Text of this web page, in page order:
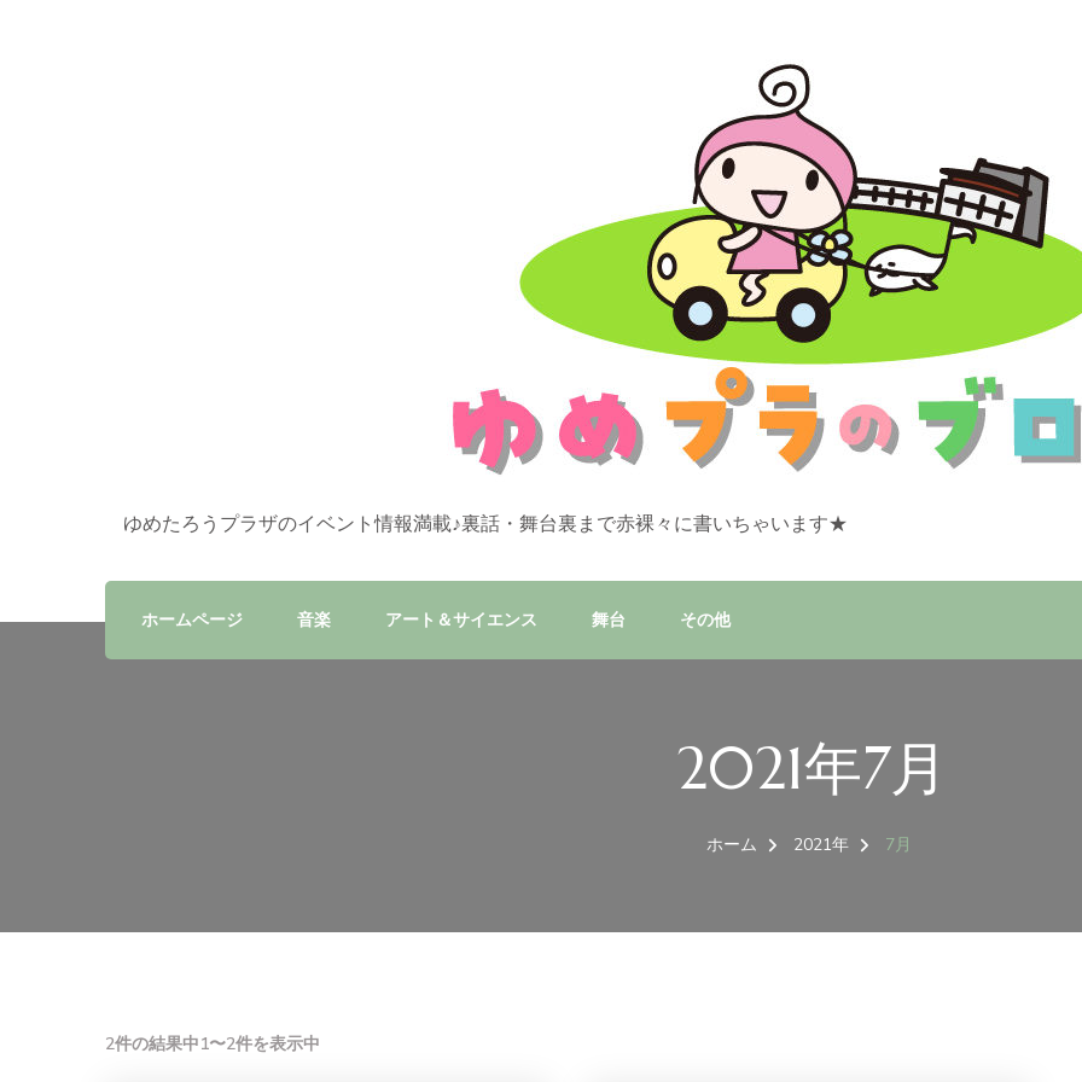
ゆめたろうプラザのイベント情報満載♪裏話・舞台裏まで赤裸々に書いちゃいます★
ホームページ 音楽 アート＆サイエンス 舞台 その他
2021年7月
ホーム 2021年 7月
2件の結果中1〜2件を表示中